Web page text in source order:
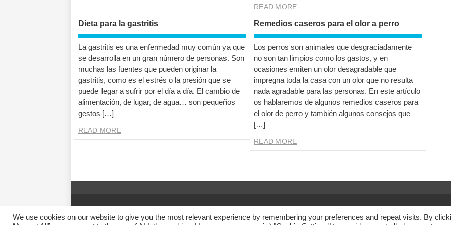
READ MORE
Dieta para la gastritis
La gastritis es una enfermedad muy común ya que
se desarrolla en un gran número de personas. Son
muchas las fuentes que pueden originar la
gastritis, como es el estrés o la presión que se
puede llegar a sufrir por el día a día. El cambio de
alimentación, de lugar, de agua… son pequeños
gestos […]
READ MORE
Remedios caseros para el olor a perro
Los perros son animales que desgraciadamente
no son tan limpios como los gastos, y en
ocasiones emiten un olor desagradable que
impregna toda la casa con un olor que no resulta
nada agradable para las personas. En este artículo
os hablaremos de algunos remedios caseros para
el olor de perro y también algunos consejos que
[…]
READ MORE
We use cookies on our website to give you the most relevant experience by remembering your preferences and repeat visits. By